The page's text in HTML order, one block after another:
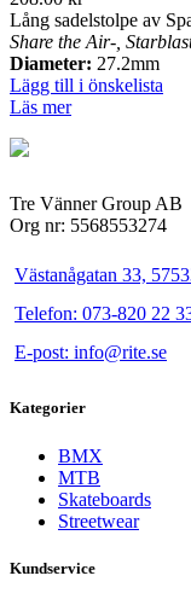
Lång sadelstolpe av
Share the Air-,
Diameter: 27.2mm
Lägg till i önskelista
Läs mer
Tre Vänner Group AB
Org nr: 5568553274
Västanågatan 33,
Telefon: 073-820 22
E-post: info@rite.se
Kategorier
BMX
MTB
Skateboards
Streetwear
Kundservice